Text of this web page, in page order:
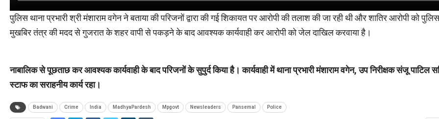
पुलिस थाना प्रभारी श्री मंशाराम वगेन ने बताया की परिजनों द्वारा की गई शिकायत पर आरोपी की तलाश की जा रही थी और शातिर आरोपी को
मुखबिर तंत्र की मदद से गुजरात के शहर वापी से पकड़ने के बाद आवश्यक कार्यवाही कर आरोपी को जेल दाखिल करवाया है।
नाबालिक से पूछताछ कर आवश्यक कार्यवाही के बाद परिजनों के सुपुर्द किया है। कार्यवाही में थाना प्रभारी मंशाराम वगेन, उप निरीक्षक संजू पाटिल
स्टाफ का सराहनीय कार्य रहा।
Badwani Crime India MadhyaPardesh Mpgovt Newsleaders Pansemal Police